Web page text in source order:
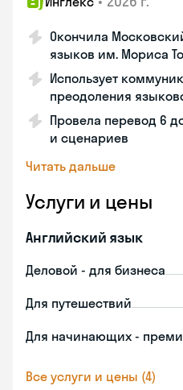
Окончила
языков им. Мориса
Использует
преодоления
Провела перевод 6
и сценариев
Читать дальше
Услуги и цены
Английский язык
Деловой - для бизнеса
Для путешествий
Для начинающих -
Все услуги и цены (4)